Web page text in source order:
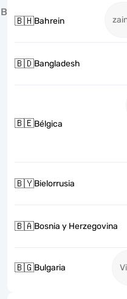
B
🇧🇭Bahrein
🇧🇩Bangladesh
🇧🇪Bélgica
🇧🇾Bielorrusia
🇧🇦Bosnia y Herzegovina
🇧🇬Bulgaria